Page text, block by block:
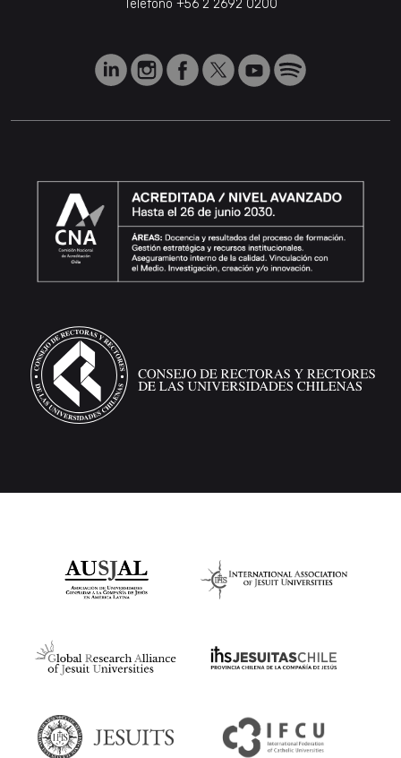
Teléfono +56 2 2692 0200